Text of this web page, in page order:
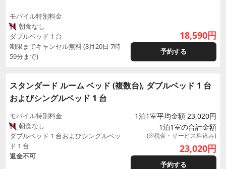
モバイル特別料金
朝食なし
ダブルベッド 1 台
期限までキャンセル無料 (8月20日 7時
59分まで)
18,590円
予約する
スタンダード ルーム ベッド (複数台), ダブルベッド 1 台
およびシングルベッド 1 台
モバイル特別料金
朝食なし
ダブルベッド 1 台およびシングルベッ
ド 1 台
返金不可
1泊1室平均金額 23,020円
1泊1室の合計金額
(※税金・サービス料込み)
23,020円
予約する